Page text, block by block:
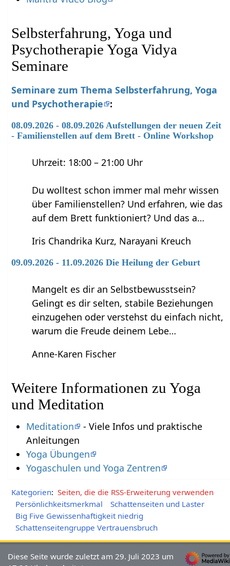
Selbsterfahrung, Yoga und
Psychotherapie Yoga Vidya
Seminare
Seminare zum Thema Selbsterfahrung, Yoga
und Psychotherapie
:
08.09.2026 - 08.09.2026 Aufstellungen der neuen Zeit
- Familienstellen auf dem Brett - Online Workshop
Uhrzeit: 18:00 – 21:00 Uhr
Du wolltest schon immer mal mehr wissen
über Familienstellen? Und erfahren, wie das
auf dem Brett funktioniert? Und das a…
Iris Chandrika Kurz, Narayani Kreuch
09.09.2026 - 11.09.2026 Die Heilung der Geburt
Mangelt es dir an Selbstbewusstsein?
Gelingt es dir selten, stabile Beziehungen
einzugehen oder verstehst du einfach nicht,
warum die Freude deinem Lebe…
Anne-Karen Fischer
Weitere Informationen zu Yoga
und Meditation
Meditation
- Viele Infos und praktische
Anleitungen
Yoga Übungen
Yogaschulen und Yoga Zentren
Kategorien: Seiten, die die RSS-Erweiterung verwenden
Persönlichkeitsmerkmal
Schattenseiten und Laster
Big Five Gewissenhaftigkeit niedrig
Schattenseitengruppe Vertrauensbruch
Diese Seite wurde zuletzt am 29. Juli 2023 um